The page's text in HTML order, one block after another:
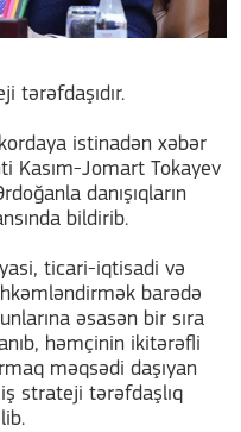
tərəfdaşıdır.
istinadən xəbər
Kasım-Jomart Tokayev
danışıqların
bildirib.
ticari-iqtisadi və
barədə
əsasən bir sıra
həmçinin ikitərəfli
məqsədi daşıyan
strateji tərəfdaşlıq